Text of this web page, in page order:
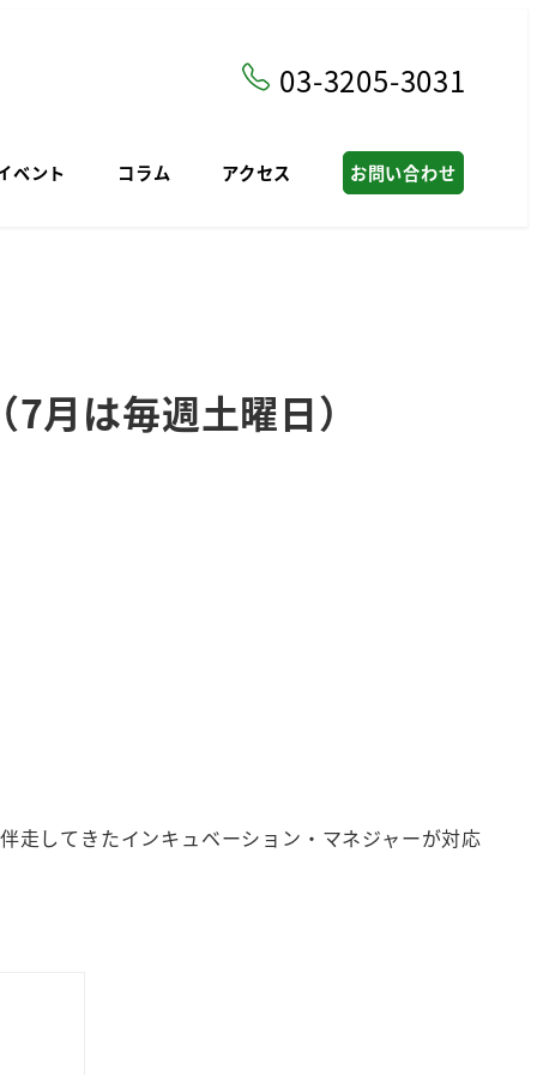
03-3205-3031
ベント コラム アクセス お問い合わせ
月は毎週土曜日）
走してきたインキュベーション・マネジャーが対応